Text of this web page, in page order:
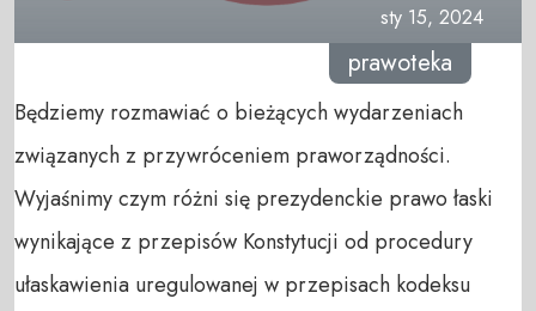
sty 15, 2024
prawoteka
Będziemy rozmawiać o bieżących wydarzeniach
związanych z przywróceniem praworządności.
Wyjaśnimy czym różni się prezydenckie prawo łaski
wynikające z przepisów Konstytucji od procedury
ułaskawienia uregulowanej w przepisach kodeksu